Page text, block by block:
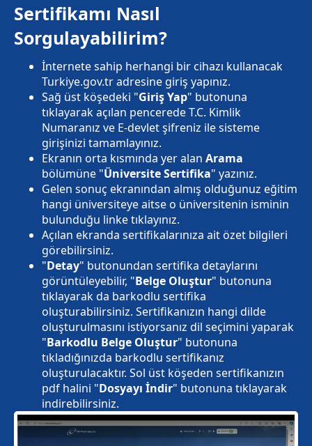
Sertifikamı Nasıl
Sorgulayabilirim?
İnternete sahip herhangi bir cihazı kullanacak
Turkiye.gov.tr adresine giriş yapınız.
Sağ üst köşedeki "Giriş Yap" butonuna
tıklayarak açılan pencerede T.C. Kimlik
Numaranız ve E-devlet şifreniz ile sisteme
girişinizi tamamlayınız.
Ekranın orta kısmında yer alan Arama
bölümüne "Üniversite Sertifika" yazınız.
Gelen sonuç ekranından almış olduğunuz eğitim
hangi üniversiteye aitse o üniversitenin isminin
bulunduğu linke tıklayınız.
Açılan ekranda sertifikalarınıza ait özet bilgileri
görebilirsiniz.
"Detay" butonundan sertifika detaylarını
görüntüleyebilir, "Belge Oluştur" butonuna
tıklayarak da barkodlu sertifika
oluşturabilirsiniz. Sertifikanızın hangi dilde
oluşturulmasını istiyorsanız dil seçimini yaparak
"Barkodlu Belge Oluştur" butonuna
tıkladığınızda barkodlu sertifikanız
oluşturulacaktır. Sol üst köşeden sertifikanızın
pdf halini "Dosyayı İndir" butonuna tıklayarak
indirebilirsiniz.